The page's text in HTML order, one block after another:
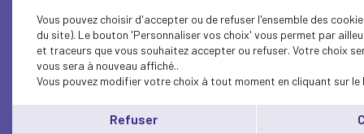
Vous pouvez choisir d'accepter ou de refuser l'ensemble des
du site). Le bouton 'Personnaliser vos choix' vous permet par
et traceurs que vous souhaitez accepter ou refuser. Votre choix
vous sera à nouveau affiché..
Vous pouvez modifier votre choix à tout moment en cliquant sur le
Refuser